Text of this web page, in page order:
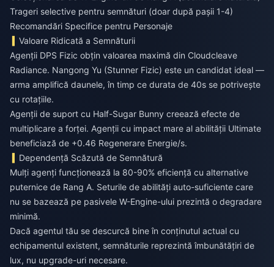
Trageri selective pentru semnături (doar după pașii 1-4)
Recomandări Specifice pentru Personaje
Valoare Ridicată a Semnăturii
Agenții DPS Fizic obțin valoarea maximă din Cloudcleave
Radiance. Nangong Yu (Stunner Fizic) este un candidat ideal —
arma amplifică daunele, în timp ce durata de 40s se potrivește
cu rotațiile.
Agenții de suport cu Half-Sugar Bunny creează efecte de
multiplicare a forței. Agenții cu impact mare al abilității Ultimate
beneficiază de +0.46 Regenerare Energie/s.
Dependență Scăzută de Semnătură
Mulți agenți funcționează la 80-90% eficiență cu alternative
puternice de Rang A. Seturile de abilități auto-suficiente care
nu se bazează pe pasivele W-Engine-ului prezintă o degradare
minimă.
Dacă agentul tău se descurcă bine în conținutul actual cu
echipamentul existent, semnăturile reprezintă îmbunătățiri de
lux, nu upgrade-uri necesare.